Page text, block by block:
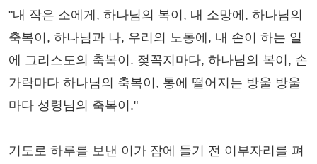
"내 작은 소에게, 하나님의 복이, 내 소망에, 하나님의
축복이, 하나님과 나, 우리의 노동에, 내 손이 하는 일
에 그리스도의 축복이. 젖꼭지마다, 하나님의 복이, 손
가락마다 하나님의 축복이, 통에 떨어지는 방울 방울
마다 성령님의 축복이."
기도로 하루를 보낸 이가 잠에 들기 전 이부자리를 펴